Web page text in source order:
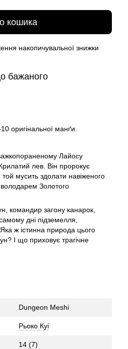
кошика
накопичувальної знижки
бажаного
оригінальної манґи.
Лайосу
лев. Він пророкує
мусить здолати навіженого
Золотого
командир загону канарок,
дні підземелля,
ж істинна природа цього
І що приховує трагічне
Dungeon Meshi
Рьоко Куі
14 (7)